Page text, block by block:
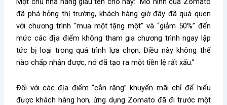
đã phá hỏng thị trường, khách hàng giờ đây đã quá quen
với chương trình “mua một tặng một” và “giảm 50%” đến
mức các địa điểm không tham gia chương trình ngay lập
tức bị loại trong quá trình lựa chọn. Điều này không thể
nào chấp nhận được, nó đã tạo ra một tiền lệ rất xấu.”
Đối với các địa điểm “cắn răng” khuyến mãi chỉ để hiểu
được khách hàng hơn, ứng dụng Zomato đã đi trước một